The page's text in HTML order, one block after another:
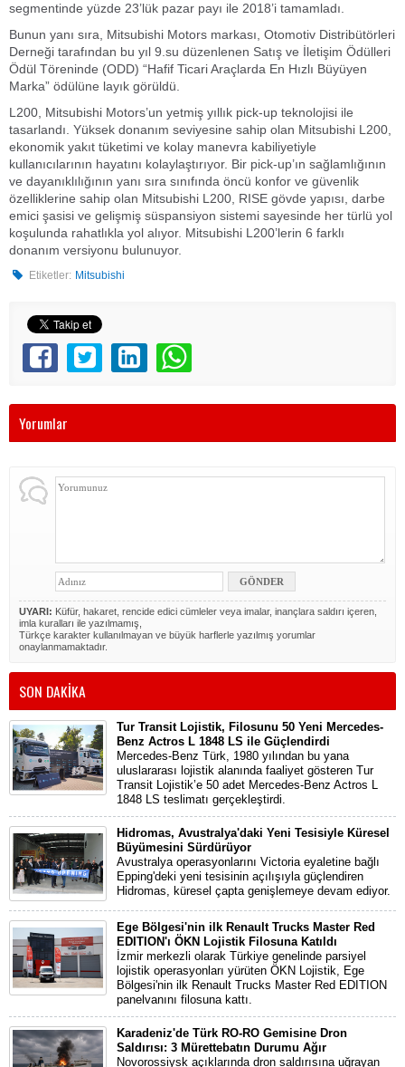
segmentinde yüzde 23’lük pazar payı ile 2018’i tamamladı.
Bunun yanı sıra, Mitsubishi Motors markası, Otomotiv Distribütörleri
Derneği tarafından bu yıl 9.su düzenlenen Satış ve İletişim Ödülleri
Ödül Töreninde (ODD) “Hafif Ticari Araçlarda En Hızlı Büyüyen
Marka” ödülüne layık görüldü.
L200, Mitsubishi Motors’un yetmiş yıllık pick-up teknolojisi ile
tasarlandı. Yüksek donanım seviyesine sahip olan Mitsubishi L200,
ekonomik yakıt tüketimi ve kolay manevra kabiliyetiyle
kullanıcılarının hayatını kolaylaştırıyor. Bir pick-up’ın sağlamlığının
ve dayanıklılığının yanı sıra sınıfında öncü konfor ve güvenlik
özelliklerine sahip olan Mitsubishi L200, RISE gövde yapısı, darbe
emici şasisi ve gelişmiş süspansiyon sistemi sayesinde her türlü yol
koşulunda rahatlıkla yol alıyor. Mitsubishi L200’lerin 6 farklı
donanım versiyonu bulunuyor.
Etiketler: Mitsubishi
Yorumlar
UYARI: Küfür, hakaret, rencide edici cümleler veya imalar, inançlara saldırı içeren,
imla kuralları ile yazılmamış,
Türkçe karakter kullanılmayan ve büyük harflerle yazılmış yorumlar
onaylanmamaktadır.
SON DAKİKA
Tur Transit Lojistik, Filosunu 50 Yeni Mercedes-
Benz Actros L 1848 LS ile Güçlendirdi
Mercedes-Benz Türk, 1980 yılından bu yana
uluslararası lojistik alanında faaliyet gösteren Tur
Transit Lojistik’e 50 adet Mercedes-Benz Actros L
1848 LS teslimatı gerçekleştirdi.
Hidromas, Avustralya'daki Yeni Tesisiyle Küresel
Büyümesini Sürdürüyor
Avustralya operasyonlarını Victoria eyaletine bağlı
Epping'deki yeni tesisinin açılışıyla güçlendiren
Hidromas, küresel çapta genişlemeye devam ediyor.
Ege Bölgesi'nin ilk Renault Trucks Master Red
EDITION'ı ÖKN Lojistik Filosuna Katıldı
İzmir merkezli olarak Türkiye genelinde parsiyel
lojistik operasyonları yürüten ÖKN Lojistik, Ege
Bölgesi'nin ilk Renault Trucks Master Red EDITION
panelvanını filosuna kattı.
Karadeniz'de Türk RO-RO Gemisine Dron
Saldırısı: 3 Mürettebatın Durumu Ağır
Novorossiysk açıklarında dron saldırısına uğrayan